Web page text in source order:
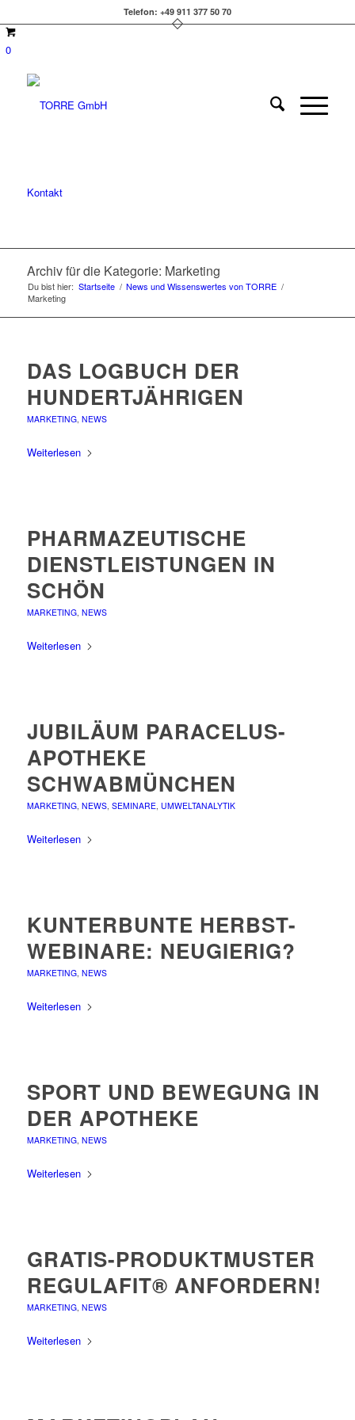
Telefon: +49 911 377 50 70
0
Kontakt
Archiv für die Kategorie: Marketing
Du bist hier: Startseite / News und Wissenswertes von TORRE /
Marketing
DAS LOGBUCH DER
HUNDERTJÄHRIGEN
MARKETING, NEWS
Weiterlesen
PHARMAZEUTISCHE
DIENSTLEISTUNGEN IN
SCHÖN
MARKETING, NEWS
Weiterlesen
JUBILÄUM PARACELUS-
APOTHEKE
SCHWABMÜNCHEN
MARKETING, NEWS, SEMINARE, UMWELTANALYTIK
Weiterlesen
KUNTERBUNTE HERBST-
WEBINARE: NEUGIERIG?
MARKETING, NEWS
Weiterlesen
SPORT UND BEWEGUNG IN
DER APOTHEKE
MARKETING, NEWS
Weiterlesen
GRATIS-PRODUKTMUSTER
REGULAFIT® ANFORDERN!
MARKETING, NEWS
Weiterlesen